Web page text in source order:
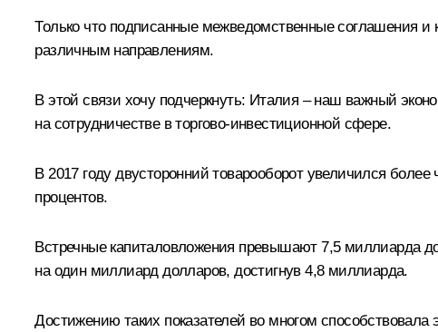
Только что подписанные межведомственные соглашения
различным направлениям.
В этой связи хочу подчеркнуть: Италия – наш важный
на сотрудничестве в торгово-инвестиционной сфере.
В 2017 году двусторонний товарооборот увеличился
процентов.
Встречные капиталовложения превышают 7,5 миллиарда
на один миллиард долларов, достигнув 4,8 миллиарда.
Достижению таких показателей во многом